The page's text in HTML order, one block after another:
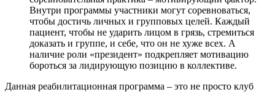
Внутри программы участники могут соревноваться,
чтобы достичь личных и групповых целей. Каждый
пациент, чтобы не ударить лицом в грязь, стремиться
доказать и группе, и себе, что он не хуже всех. А
наличие роли «президент» подкрепляет мотивацию
бороться за лидирующую позицию в коллективе.
Данная реабилитационная программа – это не просто клуб